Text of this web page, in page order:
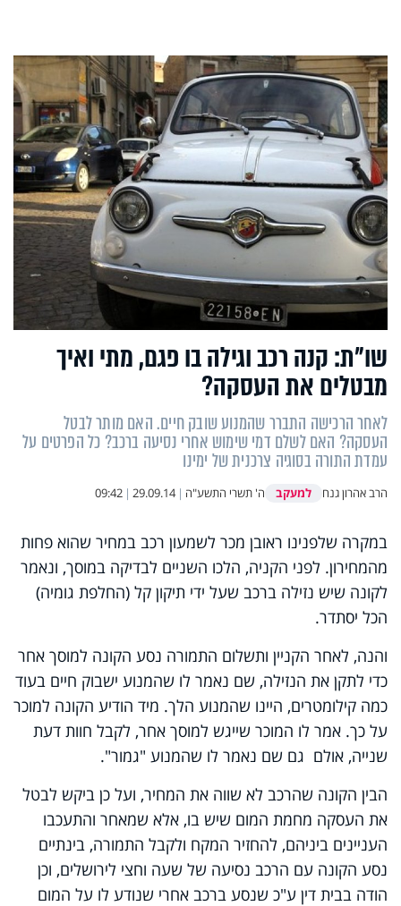
שו"ת: קנה רכב וגילה בו פגם, מתי ואיך
מבטלים את העסקה?
לאחר הרכישה התברר שהמנוע שובק חיים. האם מותר לבטל
העסקה? האם לשלם דמי שימוש אחרי נסיעה ברכב? כל הפרטים על
עמדת התורה בסוגיה צרכנית של ימינו
הרב אהרון גנח למעקב ה' תשרי התשע"ה |
29.09.14
|
09:42
במקרה שלפנינו ראובן מכר לשמעון רכב במחיר שהוא פחות
מהמחירון. לפני הקניה, הלכו השניים לבדיקה במוסך, ונאמר
לקונה שיש נזילה ברכב שעל ידי תיקון קל (החלפת גומיה)
הכל יסתדר.
והנה, לאחר הקניין ותשלום התמורה נסע הקונה למוסך אחר
כדי לתקן את הנזילה, שם נאמר לו שהמנוע ישבוק חיים בעוד
כמה קילומטרים, היינו שהמנוע הלך. מיד הודיע הקונה למוכר
על כך. אמר לו המוכר שייגש למוסך אחר, לקבל חוות דעת
שנייה, אולם גם שם נאמר לו שהמנוע "גמור".
הבין הקונה שהרכב לא שווה את המחיר, ועל כן ביקש לבטל
את העסקה מחמת המום שיש בו, אלא שמאחר והתעכבו
העניינים ביניהם, להחזיר המקח ולקבל התמורה, בינתיים
נסע הקונה עם הרכב נסיעה של שעה וחצי לירושלים, וכן
הודה בבית דין ע"כ שנסע ברכב אחרי שנודע לו על המום